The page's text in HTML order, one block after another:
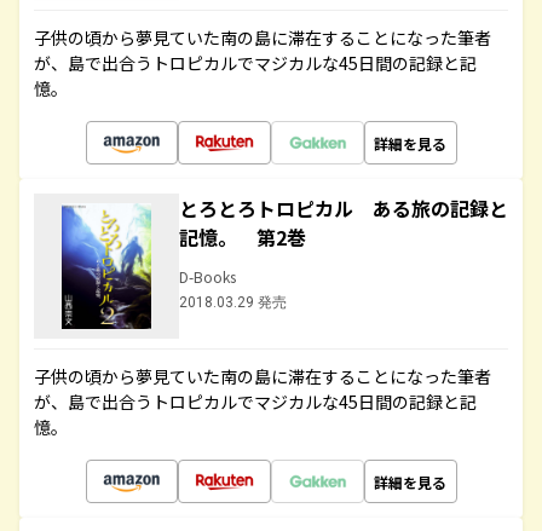
子供の頃から夢見ていた南の島に滞在することになった筆者
が、島で出合うトロピカルでマジカルな45日間の記録と記
憶。
詳細を見る
とろとろトロピカル ある旅の記録と
記憶。 第2巻
D-Books
2018.03.29 発売
子供の頃から夢見ていた南の島に滞在することになった筆者
が、島で出合うトロピカルでマジカルな45日間の記録と記
憶。
詳細を見る